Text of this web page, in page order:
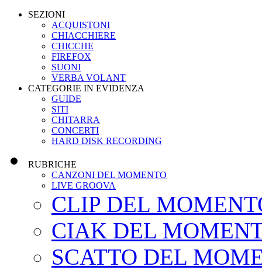
SEZIONI
ACQUISTONI
CHIACCHIERE
CHICCHE
FIREFOX
SUONI
VERBA VOLANT
CATEGORIE IN EVIDENZA
GUIDE
SITI
CHITARRA
CONCERTI
HARD DISK RECORDING
RUBRICHE
CANZONI DEL MOMENTO
LIVE GROOVA
CLIP DEL
CIAK DEL
SCATTO DEL